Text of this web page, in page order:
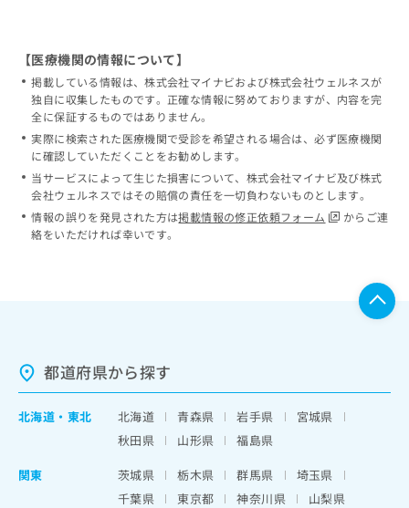
【医療機関の情報について】
掲載している情報は、株式会社マイナビおよび株式会社ウェルネスが
独自に収集したものです。正確な情報に努めておりますが、内容を完
全に保証するものではありません。
実際に検索された医療機関で受診を希望される場合は、必ず医療機関
に確認していただくことをお勧めします。
当サービスによって生じた損害について、株式会社マイナビ及び株式
会社ウェルネスではその賠償の責任を一切負わないものとします。
情報の誤りを発見された方は掲載情報の修正依頼フォーム
からご連
絡をいただければ幸いです。
都道府県から探す
北海道 ・ 東北 北海道 青森県 岩手県
宮城県
秋田県
山形県
福島県
関東
茨城県 栃木県 群馬県
埼玉県
千葉県
東京都 神奈川県
山梨県